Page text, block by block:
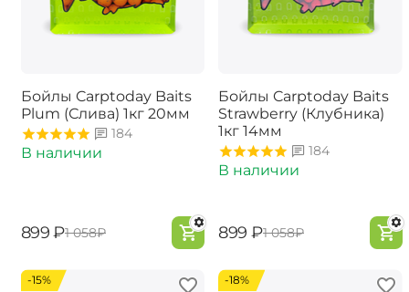
Бойлы Carptoday Baits
Plum (Слива) 1кг 20мм
184
В наличии
‍899‍ ₽‍1 058‍₽
Бойлы Carptoday Baits
Strawberry (Клубника)
1кг 14мм
184
В наличии
‍899‍ ₽‍1 058‍₽
-15% -18%